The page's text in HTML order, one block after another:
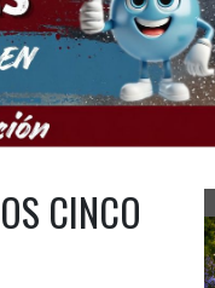
CINCO